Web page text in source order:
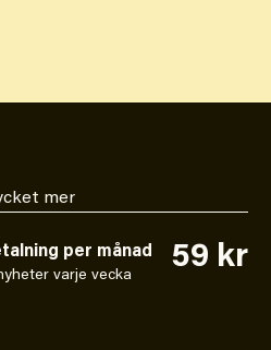
mer
per månad
varje vecka
59 kr